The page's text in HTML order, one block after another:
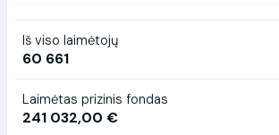
Iš viso laimėtojų
60 661
Laimėtas prizinis fondas
241 032,00 €